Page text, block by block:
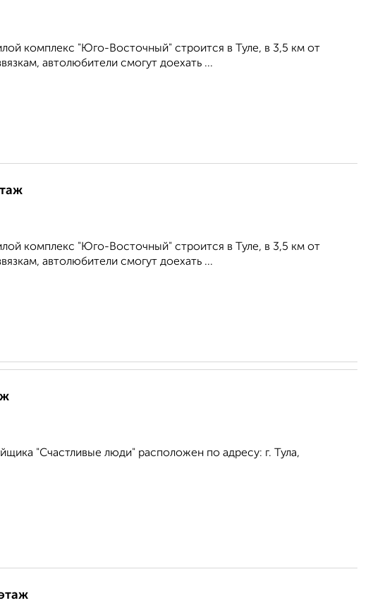
комплекс "Юго-Восточный" строится в Туле, в 3,5 км от
автолюбители смогут доехать ...
комплекс "Юго-Восточный" строится в Туле, в 3,5 км от
автолюбители смогут доехать ...
"Счастливые люди" расположен по адресу: г. Тула,